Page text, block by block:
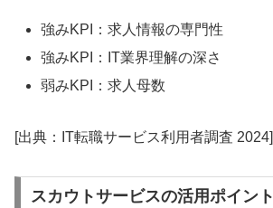
強みKPI：求人情報の専門性
強みKPI：IT業界理解の深さ
弱みKPI：求人母数
[出典：IT転職サービス利用者調査 2024]
スカウトサービスの活用ポイント